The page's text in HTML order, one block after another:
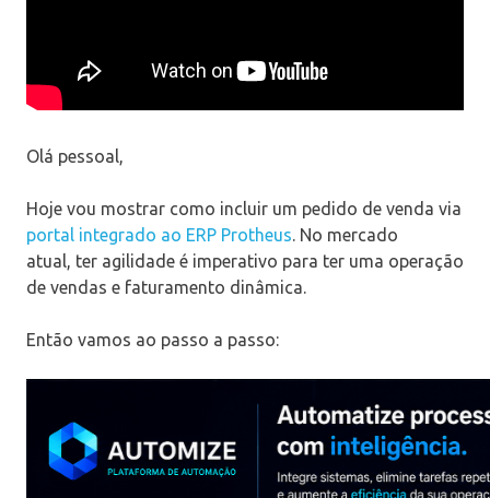
Olá pessoal,
Hoje vou mostrar como incluir um pedido de venda via
portal integrado ao ERP Protheus. No mercado
atual, ter agilidade é imperativo para ter uma operação
de vendas e faturamento dinâmica.
Então vamos ao passo a passo: